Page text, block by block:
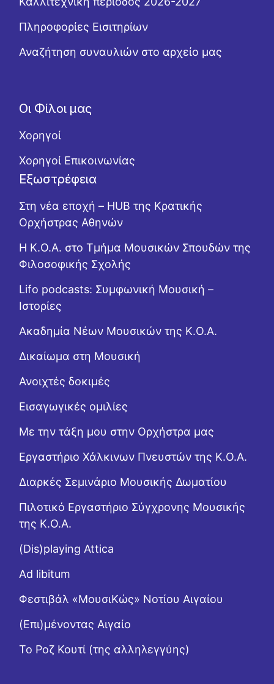
Πληροφορίες Εισιτηρίων
Αναζήτηση συναυλιών στο αρχείο μας
Οι Φίλοι μας
Χορηγοί
Χορηγοί Επικοινωνίας
Εξωστρέφεια
Στη νέα εποχή – HUB της Κρατικής
Ορχήστρας Αθηνών
Η Κ.Ο.Α. στο Τμήμα Μουσικών Σπουδών της
Φιλοσοφικής Σχολής
Lifo podcasts: Συμφωνική Μουσική –
Ιστορίες
Ακαδημία Νέων Μουσικών της Κ.Ο.Α.
Δικαίωμα στη Μουσική
Ανοιχτές δοκιμές
Εισαγωγικές ομιλίες
Με την τάξη μου στην Ορχήστρα μας
Εργαστήριo Χάλκινων Πνευστών της Κ.Ο.Α.
Διαρκές Σεμινάριο Μουσικής Δωματίου
Πιλοτικό Εργαστήριο Σύγχρονης Μουσικής
της Κ.Ο.Α.
(Dis)playing Attica
Ad libitum
Φεστιβάλ «ΜουσιΚώς» Νοτίου Αιγαίου
(Επι)μένοντας Αιγαίο
Το Ροζ Κουτί (της αλληλεγγύης)